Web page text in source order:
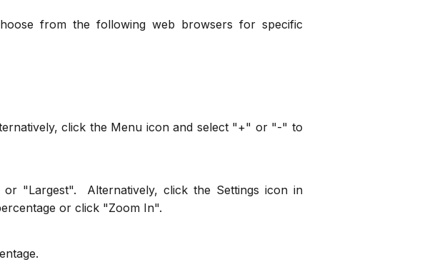
from the following web browsers for specific
click the Menu icon and select "+" or "-" to
"Largest". Alternatively, click the Settings icon in
or click "Zoom In".